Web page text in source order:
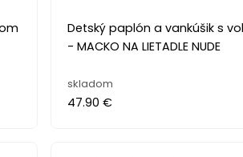
Detský paplón a vankúšik s
- MACKO NA LIETADLE NUDE
skladom
47.90 €